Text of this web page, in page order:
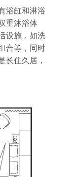
浴缸和淋浴
重沐浴体
设施，如洗
合等，同时
长住久居，